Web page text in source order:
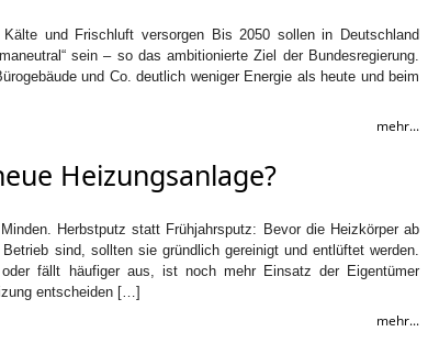
und Frischluft versorgen Bis 2050 sollen in Deutschland
sein – so das ambitionierte Ziel der Bundesregierung.
und Co. deutlich weniger Energie als heute und beim
mehr...
Heizungsanlage?
Herbstputz statt Frühjahrsputz: Bevor die Heizkörper ab
sind, sollten sie gründlich gereinigt und entlüftet werden.
fällt häufiger aus, ist noch mehr Einsatz der Eigentümer
entscheiden […]
mehr...